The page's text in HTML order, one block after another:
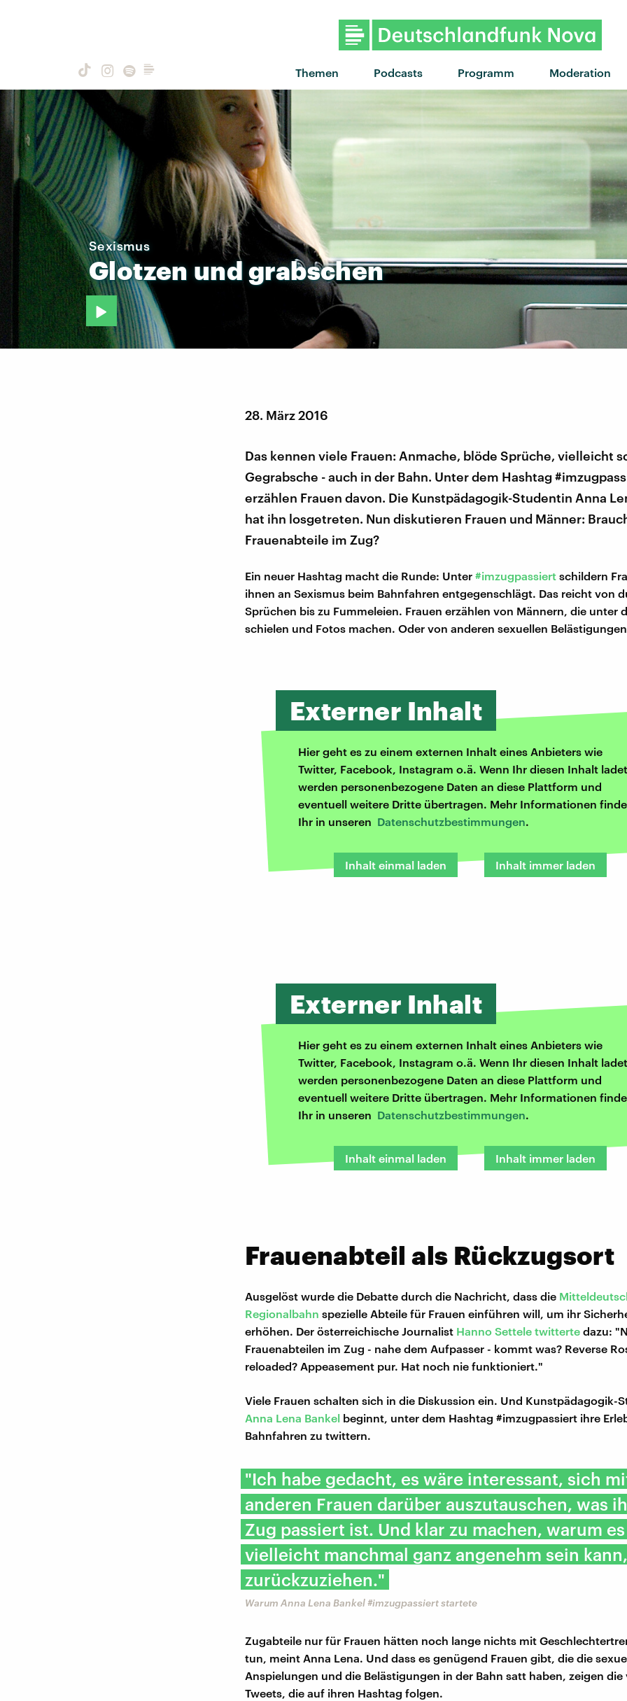
Themen Podcasts Programm Moderation
"It Could've Been
Sexismus
Glotzen undgrabschen
28. März 2016
Das kennen viele Frauen: Anmache, blöde Sprüche, vielleicht
Gegrabsche - auch in der Bahn. Unter dem Hashtag
erzählen Frauen davon. Die Kunstpädagogik-Studentin Anna
hat ihn losgetreten. Nun diskutieren Frauen und Männer:
Frauenabteile im Zug?
Ein neuer Hashtag macht die Runde: Unter #imzugpassiert schildern
ihnen an Sexismus beim Bahnfahren entgegenschlägt. Das reicht von
Sprüchen bis zu Fummeleien. Frauen erzählen von Männern, die unter
schielen und Fotos machen. Oder von anderen sexuellen
Externer Inhalt
Hier geht es zu einem externen Inhalt eines Anbieters wie
Twitter, Facebook, Instagram o.ä. Wenn Ihr diesen Inhalt
werden personenbezogene Daten an diese Plattform und
eventuell weitere Dritte übertragen. Mehr Informationen
Ihr in unseren Datenschutzbestimmungen.
Inhalt einmal laden Inhalt immer laden
Externer Inhalt
Hier geht es zu einem externen Inhalt eines Anbieters wie
Twitter, Facebook, Instagram o.ä. Wenn Ihr diesen Inhalt
werden personenbezogene Daten an diese Plattform und
eventuell weitere Dritte übertragen. Mehr Informationen
Ihr in unseren Datenschutzbestimmungen.
Inhalt einmal laden Inhalt immer laden
Frauenabteil als Rückzugsort
Ausgelöst wurde die Debatte durch die Nachricht, dass die
Regionalbahn spezielle Abteile für Frauen einführen will, um ihr
erhöhen. Der österreichische Journalist Hanno Settele twitterte dazu:
Frauenabteilen im Zug - nahe dem Aufpasser - kommt was? Reverse
reloaded? Appeasement pur. Hat noch nie funktioniert."
Viele Frauen schalten sich in die Diskussion ein. Und Kunstpädagogik-
Anna Lena Bankel beginnt, unter dem Hashtag #imzugpassiert ihre
Bahnfahren zu twittern.
"Ich habe gedacht, es wäre interessant, sich
anderen Frauen darüber auszutauschen, was
Zug passiert ist. Und klar zu machen, warum es
vielleicht manchmal ganz angenehm sein
zurückzuziehen."
Warum Anna Lena Bankel #imzugpassiert startete
Zugabteile nur für Frauen hätten noch lange nichts mit
tun, meint Anna Lena. Und dass es genügend Frauen gibt, die die
Anspielungen und die Belästigungen in der Bahn satt haben, zeigen die
Tweets, die auf ihren Hashtag folgen.